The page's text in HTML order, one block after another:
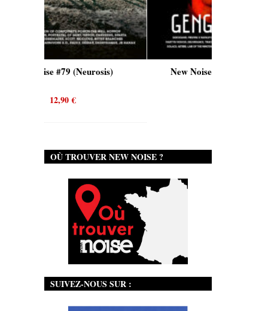
#79 (Neurosis) New Noise #80 (Genghis Tron)
OÙ TROUVER NEW NOISE ?
SUIVEZ-NOUS SUR :